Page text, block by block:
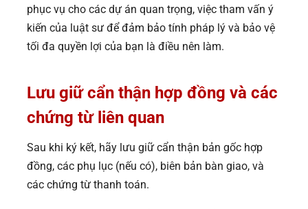
phục vụ cho các dự án quan trọng, việc tham vấn ý
kiến của luật sư để đảm bảo tính pháp lý và bảo vệ
tối đa quyền lợi của bạn là điều nên làm.
Lưu giữ cẩn thận hợp đồng và các
chứng từ liên quan
Sau khi ký kết, hãy lưu giữ cẩn thận bản gốc hợp
đồng, các phụ lục (nếu có), biên bản bàn giao, và
các chứng từ thanh toán.